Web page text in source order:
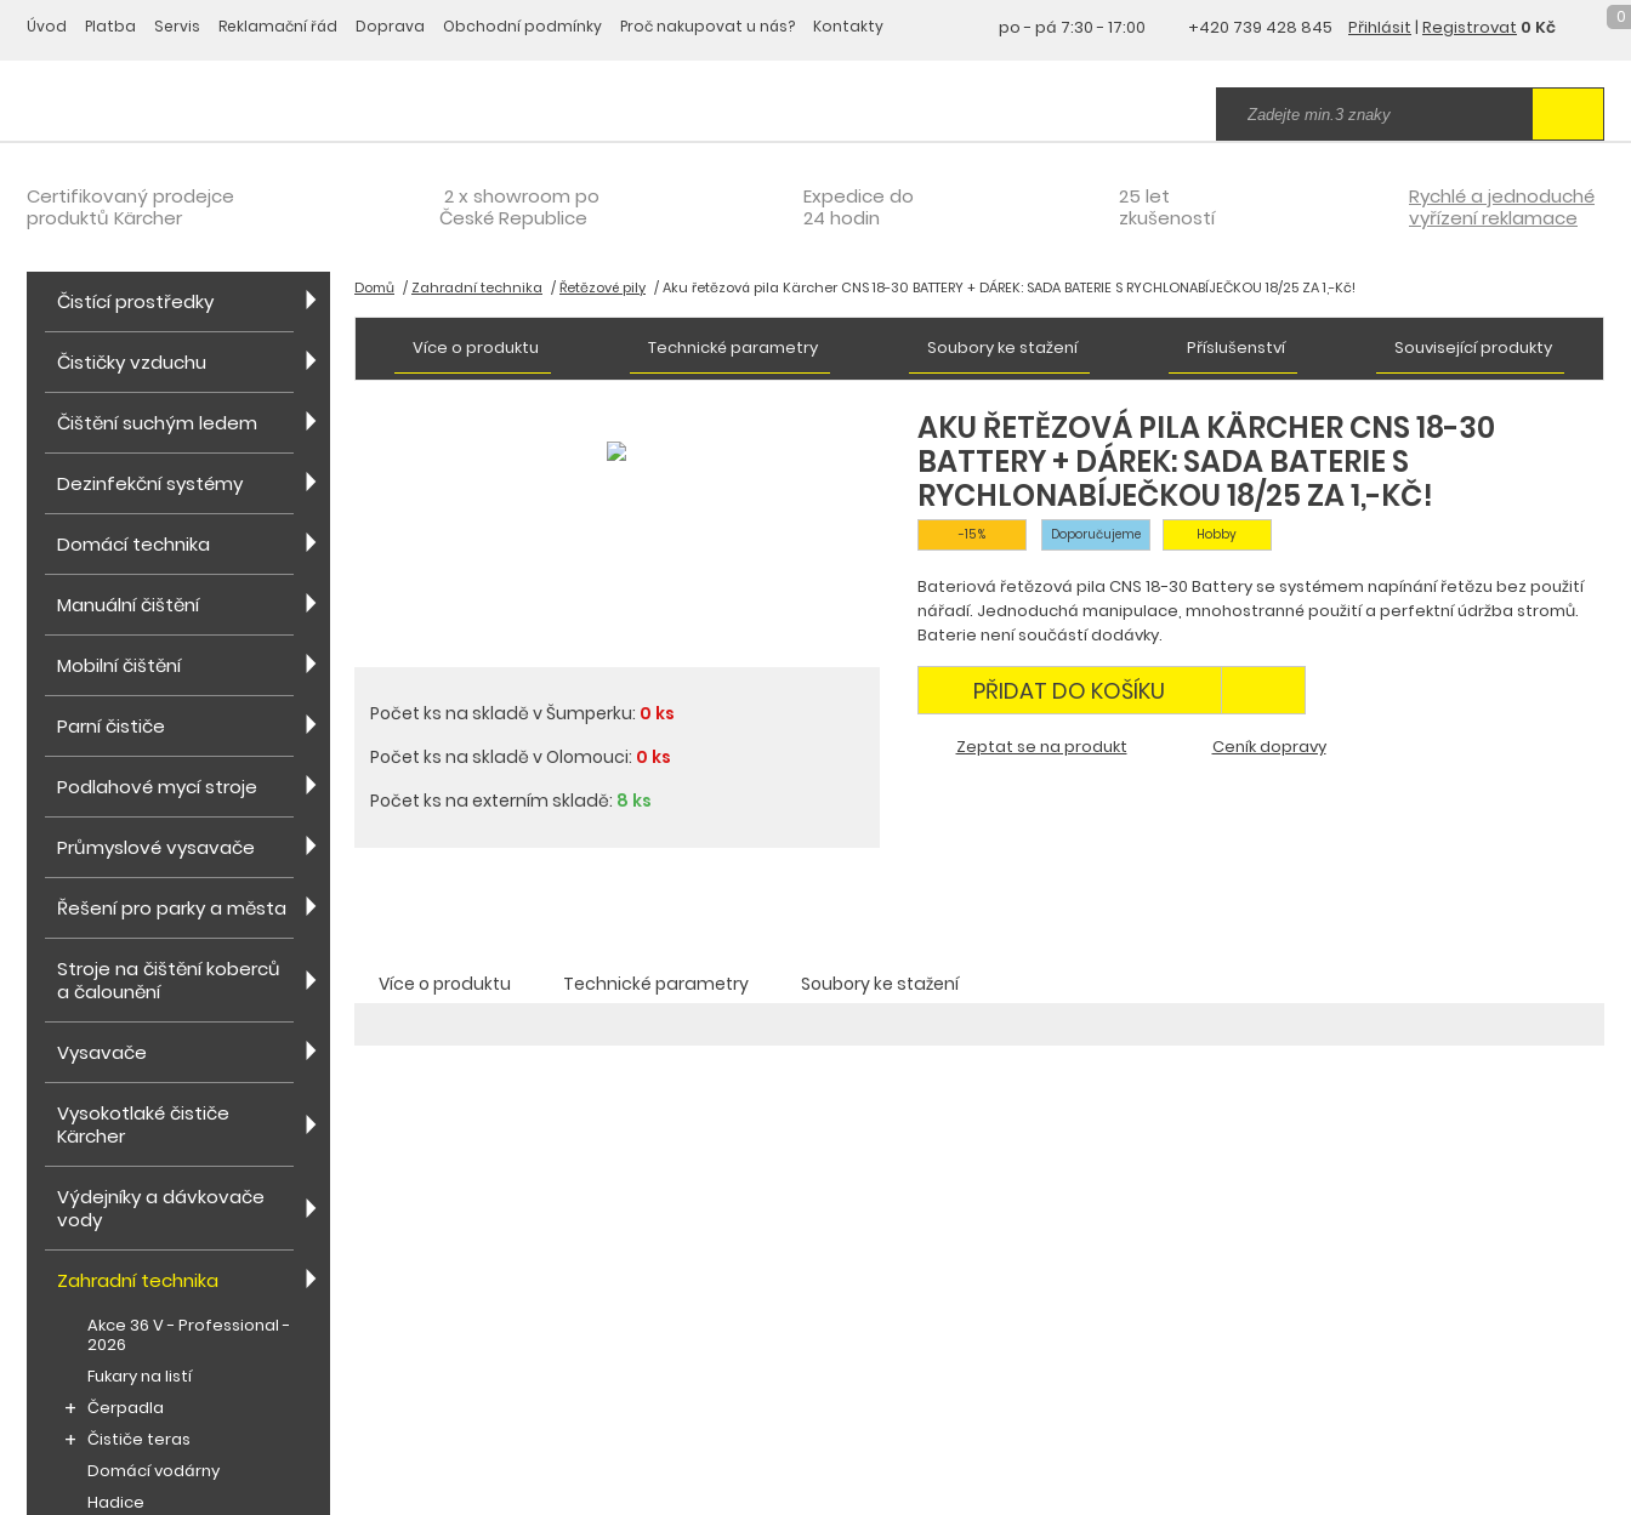
Úvod Platba Servis Reklamační řád Doprava Obchodní podmínky Proč nakupovat u nás? Kontakty po - pá 7:30 - 17:00 +420 739 428 845 Přihlásit | Registrovat 0 Kč 0
Certifikovaný prodejce
produktů Kärcher
2 x showroom po
České Republice
Expedice do
24 hodin
25 let
zkušeností
Rychlé a jednoduché
vyřízení reklamace
Čistící prostředky
Čističky vzduchu
Čištění suchým ledem
Dezinfekční systémy
Domácí technika
Manuální čištění
Mobilní čištění
Parní čističe
Podlahové mycí stroje
Průmyslové vysavače
Řešení pro parky a města
Stroje na čištění koberců
a čalounění
Vysavače
Vysokotlaké čističe
Kärcher
Výdejníky a dávkovače
vody
Zahradní technika
Akce 36 V - Professional -
2026
Fukary na listí
Čerpadla
Čističe teras
Domácí vodárny
Hadice
Domů Zahradní technika Řetězové pily Aku řetězová pila Kärcher CNS 18-30 BATTERY + DÁREK: SADA BATERIE S RYCHLONABÍJEČKOU 18/25 ZA 1,-Kč!
Více o produktu Technické parametry Soubory ke stažení Příslušenství Související produkty
Počet ks na skladě v Šumperku: 0 ks
Počet ks na skladě v Olomouci: 0 ks
Počet ks na externím skladě: 8 ks
AKU ŘETĚZOVÁ PILA KÄRCHER CNS 18-30
BATTERY + DÁREK: SADA BATERIE S
RYCHLONABÍJEČKOU 18/25 ZA 1,-KČ!
-15 % Doporučujeme Hobby
Bateriová řetězová pila CNS 18-30 Battery se systémem napínání řetězu bez použití
nářadí. Jednoduchá manipulace, mnohostranné použití a perfektní údržba stromů.
Baterie není součástí dodávky.
PŘIDAT DO KOŠÍKU
Zeptat se na produkt Ceník dopravy
Více o produktu Technické parametry Soubory ke stažení